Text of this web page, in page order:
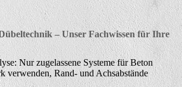
– Unser Fachwissen für Ihre
Nur zugelassene Systeme für Beton
verwenden, Rand- und Achsabstände